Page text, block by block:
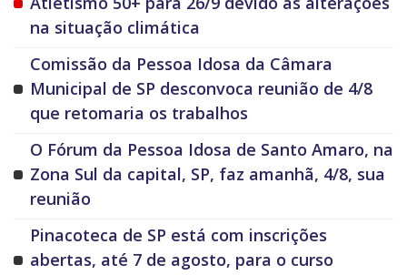
na situação climática
Comissão da Pessoa Idosa da Câmara
Municipal de SP desconvoca reunião de 4/8
que retomaria os trabalhos
O Fórum da Pessoa Idosa de Santo Amaro, na
Zona Sul da capital, SP, faz amanhã, 4/8, sua
reunião
Pinacoteca de SP está com inscrições
abertas, até 7 de agosto, para o curso